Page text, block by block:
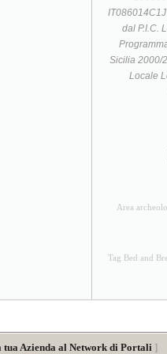
dal P.I.C.
Sicilia 2000/
Locale
Area
Tag Bed and
tua Azienda al Network di Portali ]